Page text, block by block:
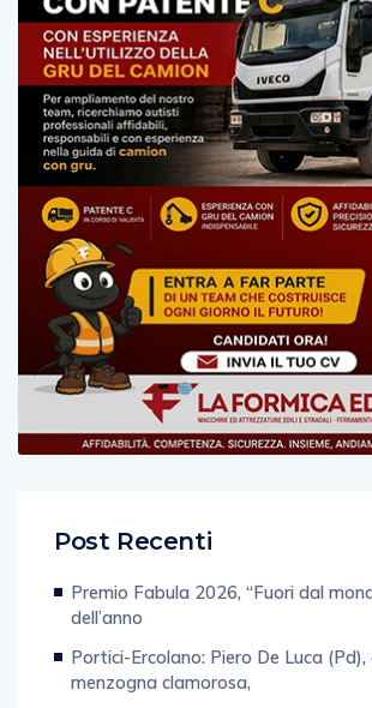
Post Recenti
Premio Fabula 2026, “Fuori dal
dell’anno
Portici-Ercolano: Piero De Luca
menzogna clamorosa,